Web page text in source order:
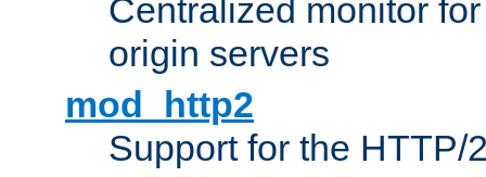
Centralized monitor
origin servers
mod_http2
Support for the HTTP/